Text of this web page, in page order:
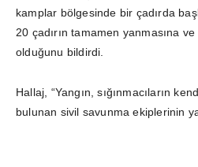
kamplar bölgesinde bir çadırda
20 çadırın tamamen yanmasına
olduğunu bildirdi.
Hallaj, “Yangın, sığınmacıların
bulunan sivil savunma ekiplerinin